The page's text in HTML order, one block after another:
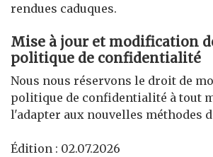
rendues caduques.
Mise à jour et modification
politique de confidentialité
Nous nous réservons le droit de
politique de confidentialité à tout
l'adapter aux nouvelles méthodes
Édition : 02.07.2026